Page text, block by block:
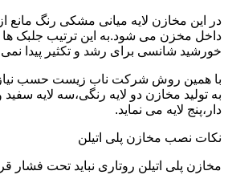
در این مخازن لایه میانی مشکی رنگ مانع
داخل مخزن می شود.به این ترتیب جلبک ها
خورشید شانسی برای رشد و تکثیر پیدا نمی
با همین روش شرکت ناب زیست حسب نیاز
به تولید مخازن دو لایه رنگی،سه لایه سفید
دار،پنج لایه می نماید.
نکات نصب مخازن پلی اتیلن
مخازن پلی اتیلن روتاری نباید تحت فشار